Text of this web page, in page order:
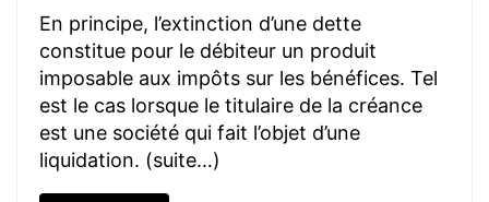
En principe, l’extinction d’une dette
constitue pour le débiteur un produit
imposable aux impôts sur les bénéfices. Tel
est le cas lorsque le titulaire de la créance
est une société qui fait l’objet d’une
liquidation. (suite…)